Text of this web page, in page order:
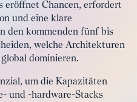
eröffnet Chancen, erfordert
und eine klare
den kommenden fünf bis
welche Architekturen
dominieren.
um die Kapazitäten
und -hardware-Stacks